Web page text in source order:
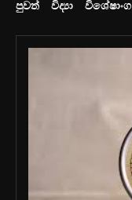
පුවත් විද්‍යා විශේෂාංග